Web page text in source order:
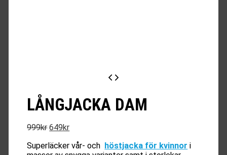
LÅNGJACKA DAM
999krDet
priset
649krDet
priset
Superläcker vår- och höstjacka för kvinnor i